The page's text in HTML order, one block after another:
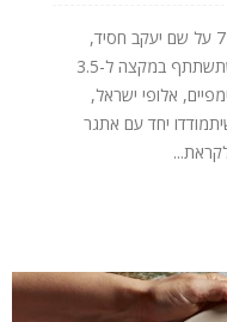
כחודש לפני צליחת "ספידו" בכנרת ה-71 על שם יעקב חסיד,
נחשפה נבחרת GET SPEEDO FIT, שתשתתף במקצה ל-3.5
אלופי ישראל,
יחד עם אתגר